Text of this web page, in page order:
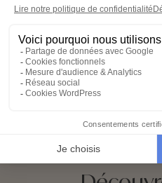
Unengagementlocal et